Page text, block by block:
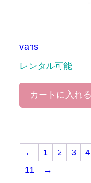
vans
レンタル可能
カートに入れる
← 1 2 3 4
11
→